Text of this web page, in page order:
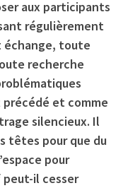
aux participants
régulièrement
échange, toute
recherche
et comme
silencieux. Il
têtes pour que du
pour
il cesser